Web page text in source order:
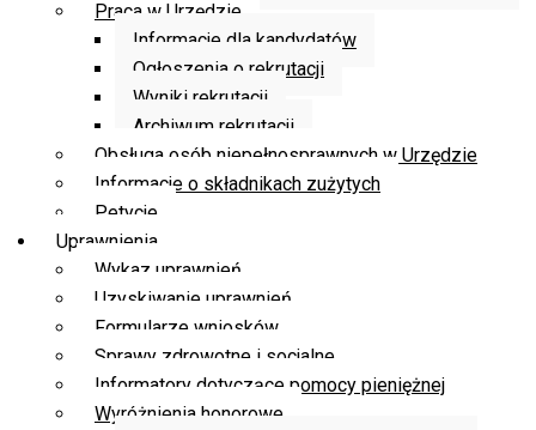
Praca w Urzędzie
Informacje dla kandydatów
Ogłoszenia o rekrutacji
Wyniki rekrutacji
Archiwum rekrutacji
Obsługa osób niepełnosprawnych w Urzędzie
Informacje o składnikach zużytych
Petycje
Uprawnienia
Wykaz uprawnień
Uzyskiwanie uprawnień
Formularze wniosków
Sprawy zdrowotne i socjalne
Informatory dotyczące pomocy pieniężnej
Wyróżnienia honorowe